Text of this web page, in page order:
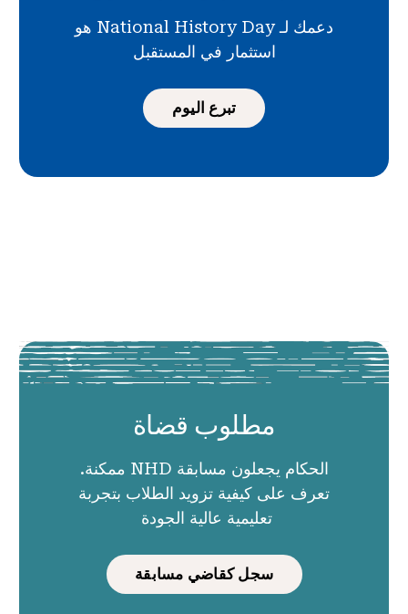
دعمك لـ National History Day هو
استثمار في المستقبل
تبرع اليوم
مطلوب قضاة
الحكام يجعلون مسابقة NHD ممكنة.
تعرف على كيفية تزويد الطلاب بتجربة
تعليمية عالية الجودة
سجل كقاضي مسابقة